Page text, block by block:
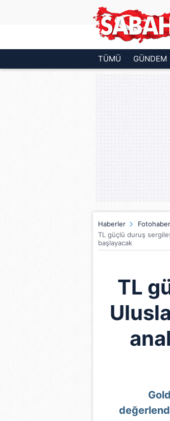
Türkiye'nin en iyi
TÜMÜ GÜNDEM
Haberler Fotohaber
TL güçlü duruş
başlayacak
TL